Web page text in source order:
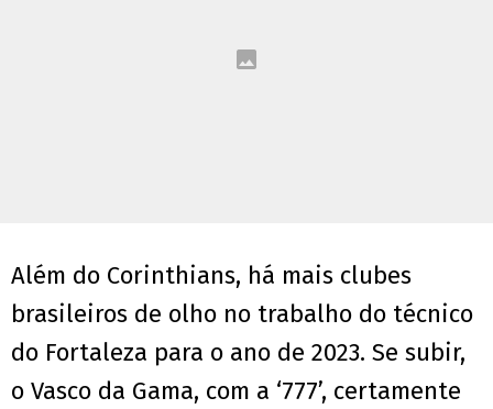
Além do Corinthians, há mais clubes
brasileiros de olho no trabalho do técnico
do Fortaleza para o ano de 2023. Se subir,
o Vasco da Gama, com a ‘777’, certamente